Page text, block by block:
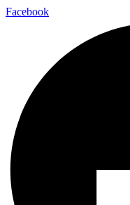
Facebook